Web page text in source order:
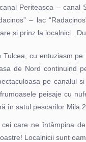
Periteasca – canal
– lac
si prinz la localnici .
Tulcea, cu entuziasm
de Nord continuind
pe canalul
peisaje cu
în satul pescarilor Mila
cei care ne întâmpina
Localnicii sunt